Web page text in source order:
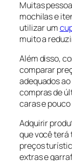
Muitas
mochilas e
utilizar um
muito a
Além disso,
comparar
adequados
compras de
caras e
Adquirir
que você terá
preços
extras e